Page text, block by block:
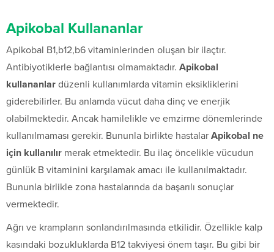
Apikobal Kullananlar
Apikobal B1,b12,b6 vitaminlerinden oluşan bir ilaçtır.
Antibiyotiklerle bağlantısı olmamaktadır. Apikobal
kullananlar düzenli kullanımlarda vitamin eksikliklerini
giderebilirler. Bu anlamda vücut daha dinç ve enerjik
olabilmektedir. Ancak hamilelikle ve emzirme dönemlerinde
kullanılmaması gerekir. Bununla birlikte hastalar Apikobal ne
için kullanılır merak etmektedir. Bu ilaç öncelikle vücudun
günlük B vitaminini karşılamak amacı ile kullanılmaktadır.
Bununla birlikle zona hastalarında da başarılı sonuçlar
vermektedir.
Ağrı ve krampların sonlandırılmasında etkilidir. Özellikle kalp
kasındaki bozukluklarda B12 takviyesi önem taşır. Bu gibi bir